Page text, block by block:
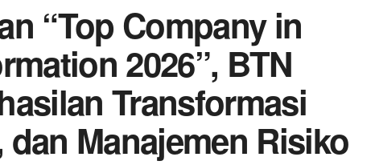
“Top Company in
2026”, BTN
Transformasi
Manajemen Risiko